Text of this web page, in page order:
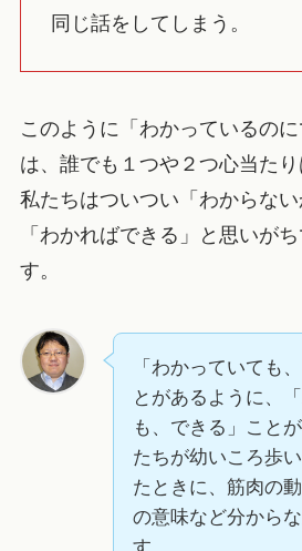
同じ話をしてしまう。
このように「わかっているの
は、誰でも１つや２つ心当たり
私たちはついつい「わからな
「わかればできる」と思いが
す。
「わかっていても
とがあるように、
も、できる」こと
たちが幼いころ歩
たときに、筋肉の
の意味など分から